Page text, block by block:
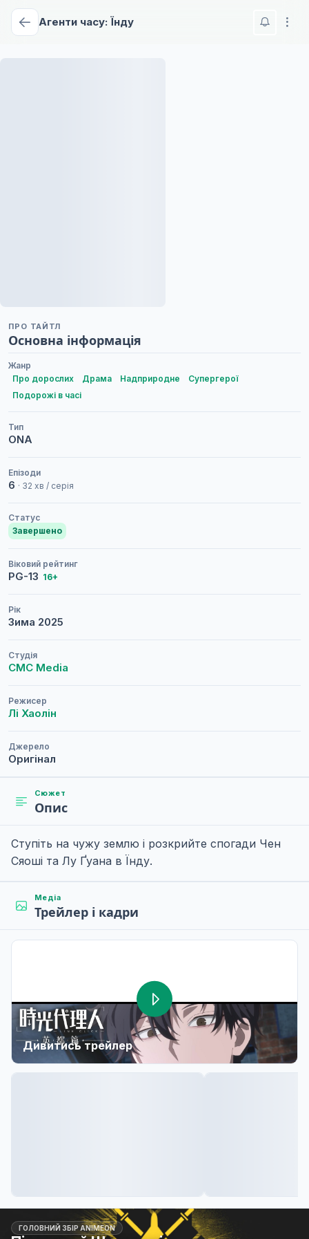
Агенти часу: Їнду
ПРО ТАЙТЛ
Основна інформація
Жанр
Про дорослих
Драма Надприродне
Супергерої
Подорожі в часі
Тип
ONA
Епізоди
6 · 32 хв / серія
Статус
Завершено
Віковий рейтинг
PG-13 16+
Рік
Зима 2025
Студія
CMC Media
Режисер
Лі Хаолін
Джерело
Оригінал
Сюжет
Опис
Ступіть на чужу землю і розкрийте спогади Чен
Сяоші та Лу Ґуана в Їнду.
Медіа
Трейлер і кадри
Дивитись трейлер
ГОЛОВНИЙ ЗБІР ANIMEON